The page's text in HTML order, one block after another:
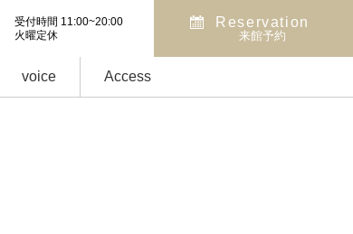
受付時間 11:00~20:00
火曜定休
Reservation
来館予約
voice Access